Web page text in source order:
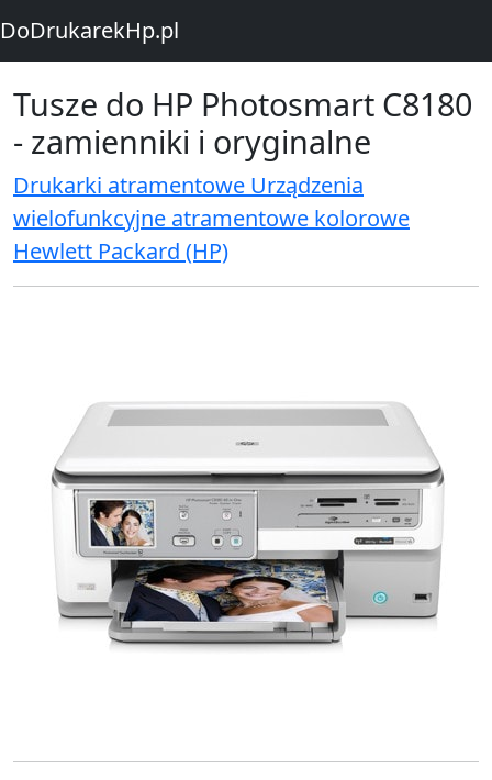
DoDrukarekHp.pl
Tusze do HP Photosmart C8180
- zamienniki i oryginalne
Drukarki atramentowe Urządzenia
wielofunkcyjne atramentowe kolorowe
Hewlett Packard (HP)